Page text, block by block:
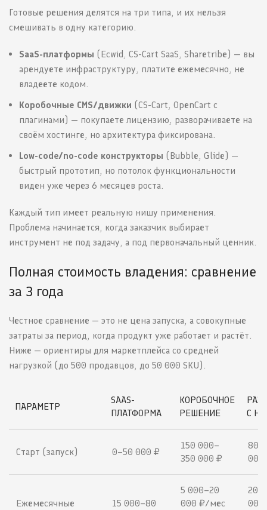
Готовые решения делятся на три типа, и их нельзя
смешивать в одну категорию.
SaaS-платформы (Ecwid, CS-Cart SaaS, Sharetribe) — вы
арендуете инфраструктуру, платите ежемесячно, не
владеете кодом.
Коробочные CMS/движки (CS-Cart, OpenCart с
плагинами) — покупаете лицензию, разворачиваете на
своём хостинге, но архитектура фиксирована.
Low-code/no-code конструкторы (Bubble, Glide) —
быстрый прототип, но потолок функциональности
виден уже через 6 месяцев роста.
Каждый тип имеет реальную нишу применения.
Проблема начинается, когда заказчик выбирает
инструмент не под задачу, а под первоначальный ценник.
Полная стоимость владения: сравнение
за 3 года
Честное сравнение — это не цена запуска, а совокупные
затраты за период, когда продукт уже работает и растёт.
Ниже — ориентиры для маркетплейса со средней
нагрузкой (до 500 продавцов, до 50 000 SKU).
ПАРАМЕТР
SAAS-
ПЛАТФОРМА
КОРОБОЧНОЕ
РЕШЕНИЕ
С
Старт (запуск) 0–50 000 ₽
150 000–
350 000 ₽
800
000
Ежемесячные
15 000–80
5 000–20
000 ₽/мес
20
000